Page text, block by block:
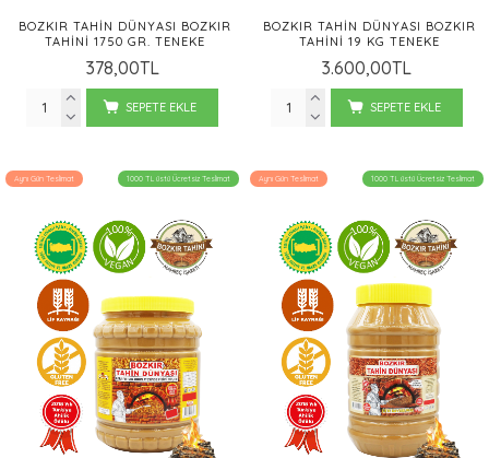
BOZKIR TAHIN DÜNYASI BOZKIR
TAHINI 1750 GR. TENEKE
378,00TL
SEPETE EKLE
BOZKIR TAHIN DÜNYASI BOZKIR
TAHINI 19 KG TENEKE
3.600,00TL
SEPETE EKLE
Aynı Gün Teslimat 1000 TL üstü Ücretsiz Teslimat Aynı Gün Teslimat 1000 TL üstü Ücretsiz Teslimat